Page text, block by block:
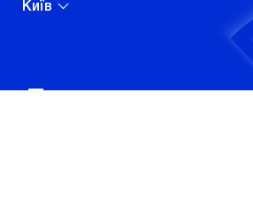
Київ
мобільних